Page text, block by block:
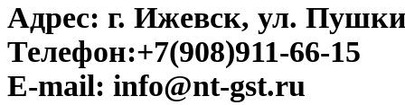
Адрес: г. Ижевск, ул.
Телефон:+7(908)911-66-15
E-mail: info@nt-gst.ru